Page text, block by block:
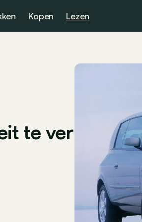
Kopen Lezen
te ver